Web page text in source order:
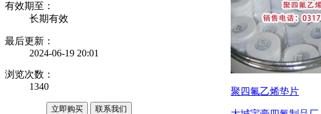
有效期至：
长期有效
最后更新：
2024-06-19 20:01
浏览次数：
1340
立即购买 联系我们
聚四氟乙烯垫片